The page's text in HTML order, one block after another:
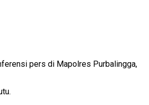
pers di Mapolres Purbalingga,